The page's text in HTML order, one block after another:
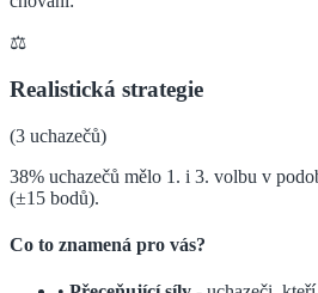
⚖️
Realistická strategie
(3 uchazečů)
38% uchazečů mělo 1. i 3. volbu v
(±15 bodů).
Co to znamená pro vás?